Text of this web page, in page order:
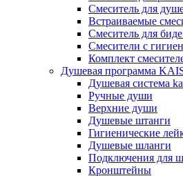
Смеситель для
Встраиваемые
Смеситель для
Смесители с
Комплект
Душевая программа
Душевая система
Ручные души
Верхние души
Душевые штанги
Гигиенические
Душевые шланги
Подключения для
Кронштейны